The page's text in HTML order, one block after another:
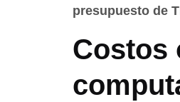
presupuesto de
Costos